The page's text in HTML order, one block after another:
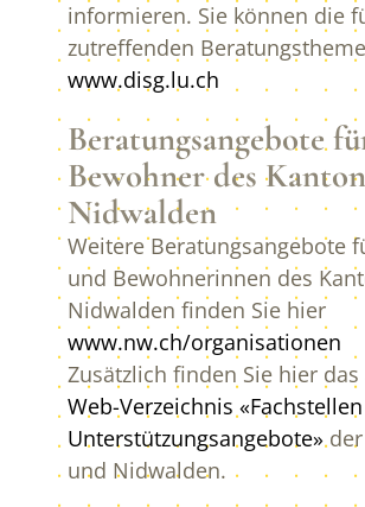
informieren. Sie können die
zutreffenden
www.disg.lu.ch
Beratungsangebote
Bewohner des
Nidwalden
Weitere Beratungsangebote
und Bewohnerinnen des
Nidwalden finden Sie hier
www.nw.ch/organisationen
Zusätzlich finden Sie hier
Web-Verzeichnis
Unterstützungsangebote»der
und Nidwalden.